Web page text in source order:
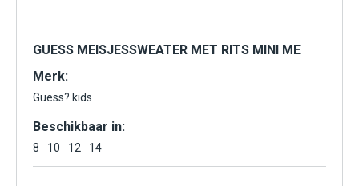
GUESS MEISJESSWEATER MET RITS MINI ME
Merk:
Guess? kids
Beschikbaar in:
8 10 12 14